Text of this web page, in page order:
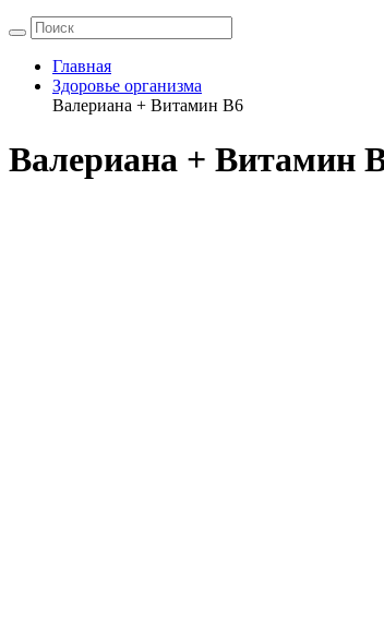
Главная
Здоровье организма
Валериана + Витамин В6
Валериана + Витамин